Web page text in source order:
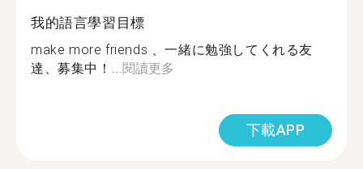
我的語言學習目標
make more friends 、一緒に勉強してくれる友
達、募集中！...閱讀更多
下載APP